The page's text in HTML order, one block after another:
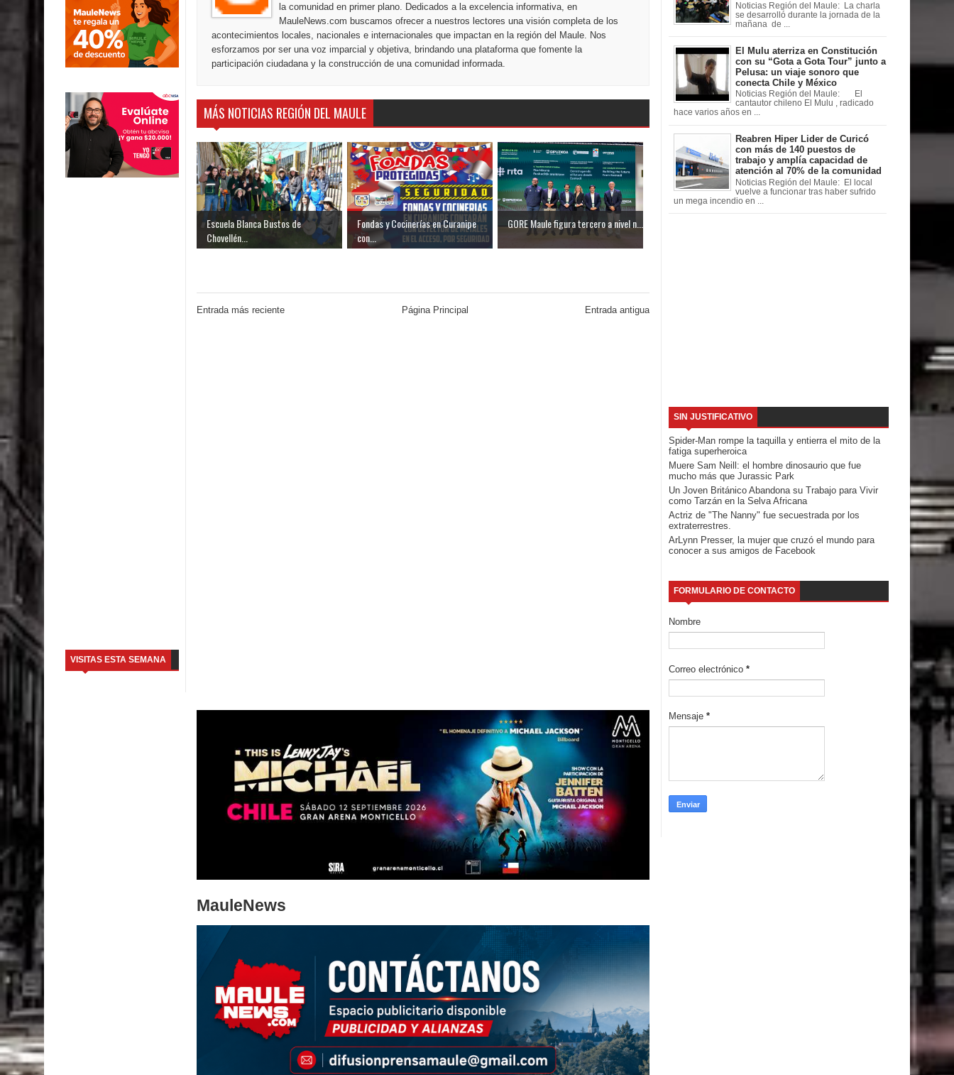
VISITAS ESTA SEMANA
la comunidad en primer plano. Dedicados a la excelencia informativa, en
MauleNews.com buscamos ofrecer a nuestros lectores una visión completa de los
acontecimientos locales, nacionales e internacionales que impactan en la región del Maule. Nos
esforzamos por ser una voz imparcial y objetiva, brindando una plataforma que fomente la
participación ciudadana y la construcción de una comunidad informada.
MÁS NOTICIAS REGIÓN DEL MAULE
Escuela Blanca Bustos de
Chovellén...
Fondas y Cocinerías en Curanipe
con...
GORE Maule figura tercero a nivel n...
Entrada más reciente Entrada antigua
Página Principal
MauleNews
Noticias Región del Maule: La charla
se desarrolló durante la jornada de la
mañana de ...
El Mulu aterriza en Constitución
con su “Gota a Gota Tour” junto a
Pelusa: un viaje sonoro que
conecta Chile y México
Noticias Región del Maule: El
cantautor chileno El Mulu , radicado
hace varios años en ...
Reabren Hiper Lider de Curicó
con más de 140 puestos de
trabajo y amplía capacidad de
atención al 70% de la comunidad
Noticias Región del Maule: El local
vuelve a funcionar tras haber sufrido
un mega incendio en ...
SIN JUSTIFICATIVO
Spider-Man rompe la taquilla y entierra el mito de la
fatiga superheroica
Muere Sam Neill: el hombre dinosaurio que fue
mucho más que Jurassic Park
Un Joven Británico Abandona su Trabajo para Vivir
como Tarzán en la Selva Africana
Actriz de "The Nanny" fue secuestrada por los
extraterrestres.
ArLynn Presser, la mujer que cruzó el mundo para
conocer a sus amigos de Facebook
FORMULARIO DE CONTACTO
Nombre
Correo electrónico *
Mensaje *